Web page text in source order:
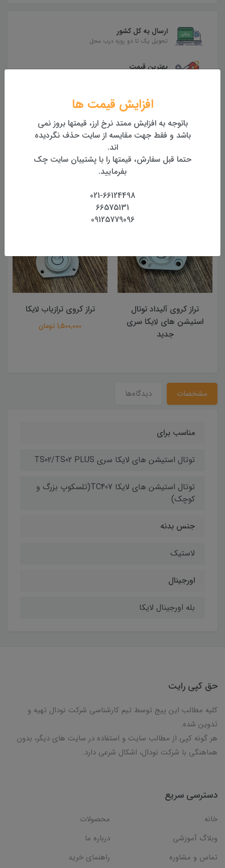
ارسال به کل کشور
تحویل یک تا دو روزه درب محل
بهترین قیمت
تضمین اصالت و کیفیت کالا
همراه با گارانتی معتبر
بازگشت وجه
بازگشت وجه بدون قید و شرط
تراز کروی آلیداد توتال
استیشن های لایکا سری
جدید
تراز کروی ترازیاب لایکا
1,500,000 تومان
مشخصات دیدگاه‌ها
مناسب برای
توتال استیشن های لایکا سری TS02/TS02 PLUS
توتال استیشن های لایکا TC407(تلسکوپ بزرگ و
کوچک)
جنس بدنه
لاستیک
اورجینال
بله اورجینال لایکا
حق کپی رایت
کلیه مطالب این پیج توسط تیم کارشناسی شرکت نودال تهیه و
تدوین شده.
هر گونه کپی از مطالب سایت و استفاده در سایت های دیگر، بدون
هماهنگی با شرکت نودال، اشکال شرعی دارد.
دسترسی سریع
خانه
محصولات
وبلاگ آموزشی
درباره ما
تماس و مشاوره
راهنمای خرید
افزایش قیمت ها
باتوجه به افزایش ممتد نرخ ارز، قیمتها بروز نمی
باشد و فقط جهت مقایسه از سایت حذف نگردیده
اند.
حتما قبل سفارش، قیمتها را با پشتیبان سایت چک
بفرمایید.
021-66124498
66575131
09125779096